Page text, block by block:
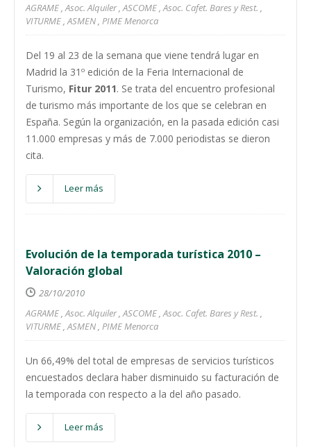
AGRAME Asoc. Alquiler ASCOME Asoc. Cafet. Bares y Rest.
VITURME ASMEN PIME Menorca
Del 19 al 23 de la semana que viene tendrá lugar en
Madrid la 31º edición de la Feria Internacional de
Turismo, Fitur 2011. Se trata del encuentro profesional
de turismo más importante de los que se celebran en
España. Según la organización, en la pasada edición casi
11.000 empresas y más de 7.000 periodistas se dieron
cita.
Leer más
Evolución de la temporada turística 2010 –
Valoración global
28/10/2010
AGRAME Asoc. Alquiler ASCOME Asoc. Cafet. Bares y Rest.
VITURME ASMEN PIME Menorca
Un 66,49% del total de empresas de servicios turísticos
encuestados declara haber disminuido su facturación de
la temporada con respecto a la del año pasado.
Leer más